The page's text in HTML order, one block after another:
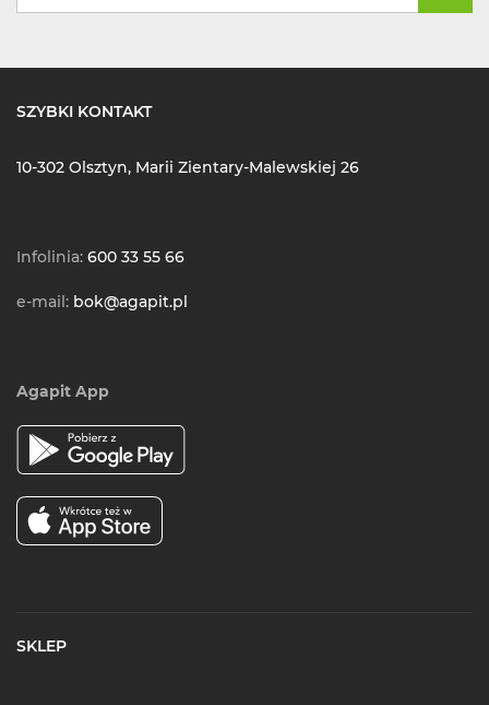
SZYBKI KONTAKT
10-302 Olsztyn, Marii Zientary-Malewskiej 26
Infolinia: 600 33 55 66
e-mail: bok@agapit.pl
Agapit App
SKLEP